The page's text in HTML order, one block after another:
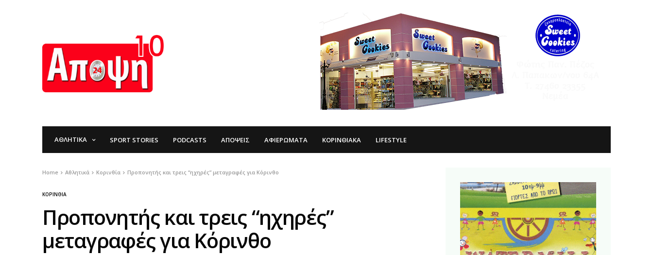
ΑΘΛΗΤΙΚΆ SPORT STORIES PODCASTS ΑΠΌΨΕΙΣ ΑΦΙΕΡΏΜΑΤΑ ΚΟΡΙΝΘΙΑΚΆ LIFESTYLE
Home Αθλητικά Κορινθία Προπονητής και τρεις “ηχηρές” μεταγραφές για Κόρινθο
ΚΟΡΙΝΘΊΑ
Προπονητής και τρεις “ηχηρές”
μεταγραφές για Κόρινθο